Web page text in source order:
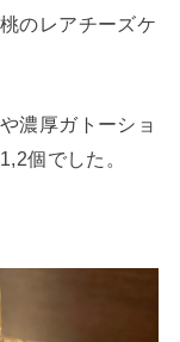
のレアチーズケ
濃厚ガトーショ
個でした。